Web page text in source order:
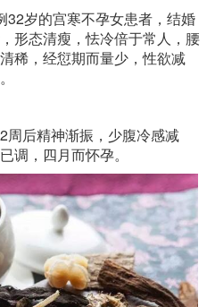
32岁的宫寒不孕女患者，结婚
形态清瘦，怯冷倍于常人，腰
稀，经愆期而量少，性欲减
周后精神渐振，少腹冷感减
调，四月而怀孕。